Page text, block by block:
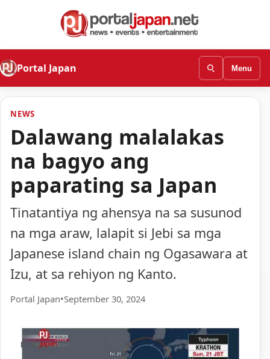
Portal Japan Menu
NEWS
Dalawang malalakas
na bagyo ang
paparating sa Japan
Tinatantiya ng ahensya na sa susunod
na mga araw, lalapit si Jebi sa mga
Japanese island chain ng Ogasawara at
Izu, at sa rehiyon ng Kanto.
Portal Japan•September 30, 2024